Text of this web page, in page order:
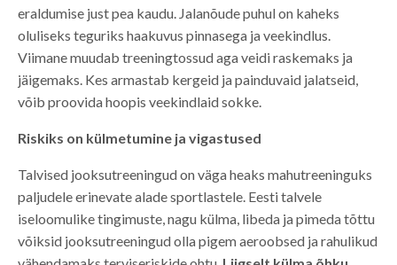
eraldumise just pea kaudu. Jalanõude puhul on kaheks
oluliseks teguriks haakuvus pinnasega ja veekindlus.
Viimane muudab treeningtossud aga veidi raskemaks ja
jäigemaks. Kes armastab kergeid ja painduvaid jalatseid,
võib proovida hoopis veekindlaid sokke.
Riskiks on külmetumine ja vigastused
Talvised jooksutreeningud on väga heaks mahutreeninguks
paljudele erinevate alade sportlastele. Eesti talvele
iseloomulike tingimuste, nagu külma, libeda ja pimeda tõttu
võiksid jooksutreeningud olla pigem aeroobsed ja rahulikud